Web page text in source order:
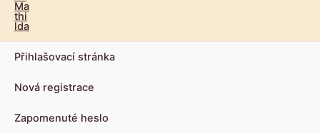
Přihlašovací stránka
Nová registrace
Zapomenuté heslo